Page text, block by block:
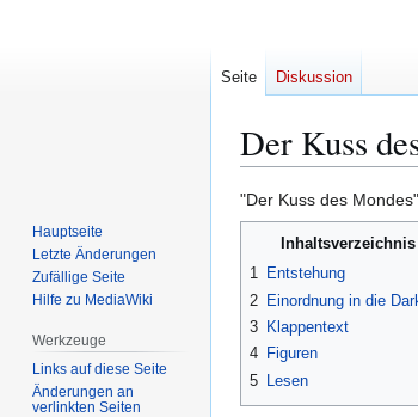
Der Kuss
Zur
Navigation
springen
Zur
Suche
springen
"Der Kuss des
Inhaltsverzeichnis
1 Entstehung
2 Einordnung in die
3 Klappentext
4 Figuren
5
Lesen
Seite Diskussion
Hauptseite
Letzte Änderungen
Zufällige Seite
Hilfe zu MediaWiki
Werkzeuge
Links auf diese Seite
Änderungen an
verlinkten Seiten